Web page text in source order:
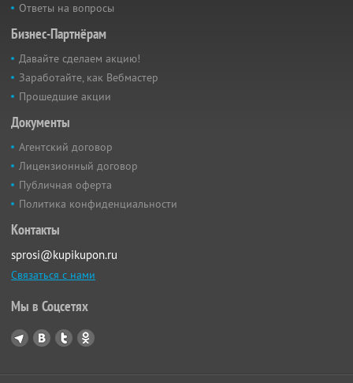
Ответы на вопросы
Бизнес-Партнёрам
Давайте сделаем акцию!
Заработайте, как Вебмастер
Прошедшие акции
Документы
Агентский договор
Лицензионный договор
Публичная оферта
Политика конфиденциальности
Контакты
sprosi@kupikupon.ru
Связаться с нами
Мы в Соцсетях